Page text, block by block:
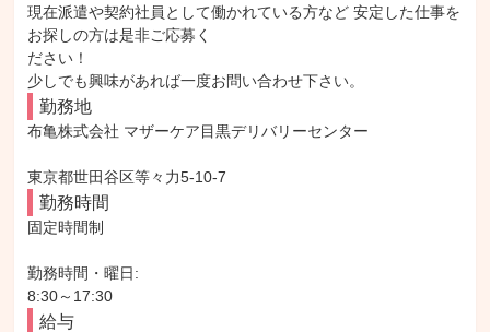
現在派遣や契約社員として働かれている方など 安定した仕事を
お探しの方は是非ご応募く
ださい！
少しでも興味があれば一度お問い合わせ下さい。
勤務地
布亀株式会社 マザーケア目黒デリバリーセンター
東京都世田谷区等々力5-10-7
勤務時間
固定時間制
勤務時間・曜日:
8:30～17:30
給与